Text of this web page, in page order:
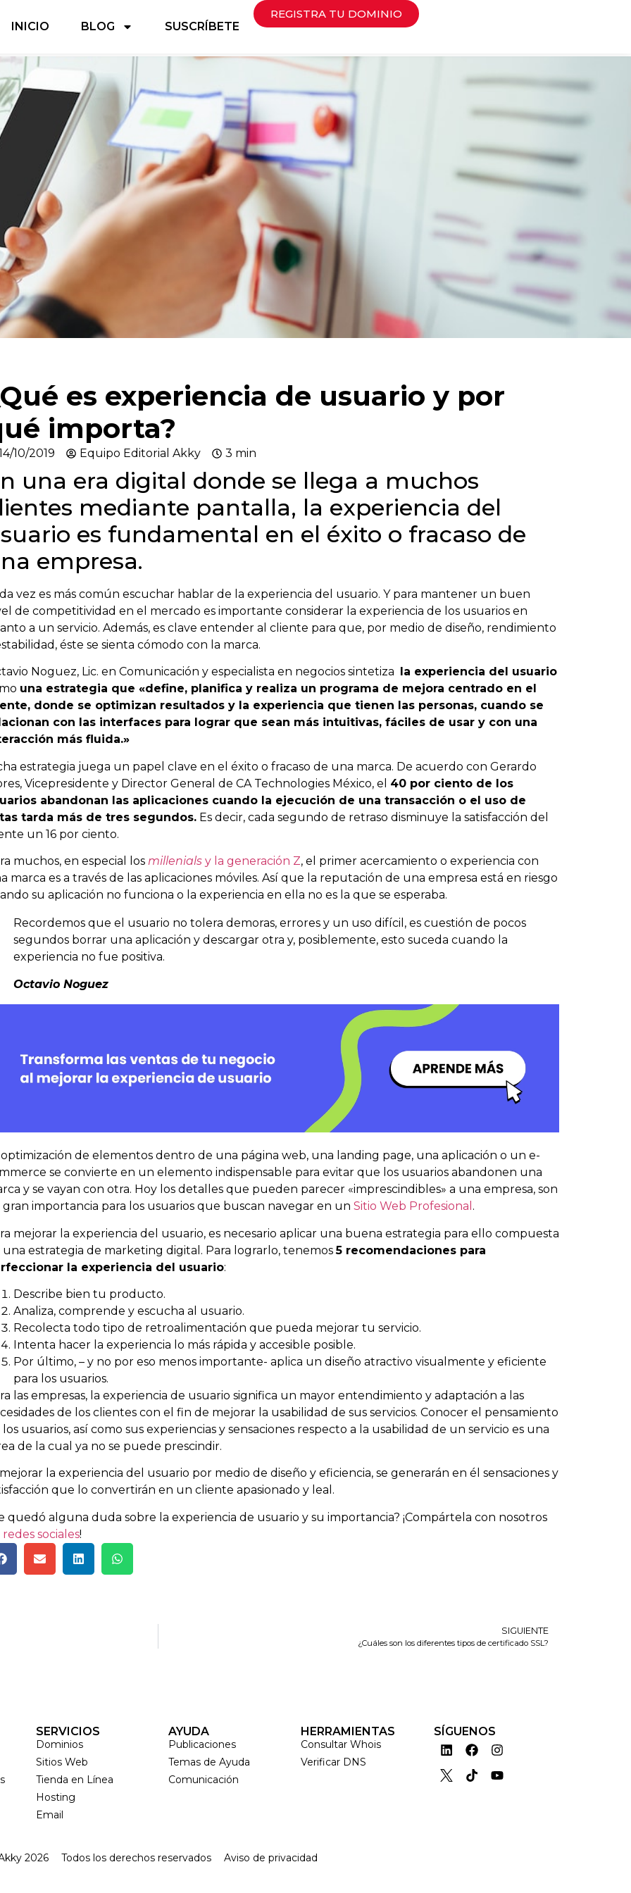
INICIO BLOG SUSCRÍBETE
REGISTRA TU DOMINIO
es experiencia de usuario y por
importa?
10/2019 Equipo Editorial Akky 3 min
una era digital donde se llega a muchos
mediante pantalla, la experiencia del
es fundamental en el éxito o fracaso de
empresa.
vez es más común escuchar hablar de la experiencia del usuario. Y para mantener un buen
de competitividad en el mercado es importante considerar la experiencia de los usuarios en
a un servicio. Además, es clave entender al cliente para que, por medio de diseño, rendimiento
éste se sienta cómodo con la marca.
Noguez, Lic. en Comunicación y especialista en negocios sintetiza
la experiencia del usuario
una estrategia que «define, planifica y realiza un programa de mejora centrado en el
donde se optimizan resultados y la experiencia que tienen las personas, cuando se
con las interfaces para lograr que sean más intuitivas, fáciles de usar y con una
más fluida.»
estrategia juega un papel clave en el éxito o fracaso de una marca. De acuerdo con Gerardo
Vicepresidente y Director General de CA Technologies México, el 40 por ciento de los
abandonan las aplicaciones cuando la ejecución de una transacción o el uso de
tarda más de tres segundos. Es decir, cada segundo de retraso disminuye la satisfacción del
un 16 por ciento.
muchos, en especial los millenials y la generación Z, el primer acercamiento o experiencia con
marca es a través de las aplicaciones móviles. Así que la reputación de una empresa está en riesgo
su aplicación no funciona o la experiencia en ella no es la que se esperaba.
Recordemos que el usuario no tolera demoras, errores y un uso difícil, es cuestión de pocos
segundos borrar una aplicación y descargar otra y, posiblemente, esto suceda cuando la
experiencia no fue positiva.
Octavio Noguez
de elementos dentro de una página web, una landing page, una aplicación o un e-
se convierte en un elemento indispensable para evitar que los usuarios abandonen una
y se vayan con otra. Hoy los detalles que pueden parecer «imprescindibles» a una empresa, son
gran importancia para los usuarios que buscan navegar en un Sitio Web Profesional .
mejorar la experiencia del usuario, es necesario aplicar una buena estrategia para ello compuesta
una estrategia de marketing digital. Para lograrlo, tenemos5 recomendaciones para
la experiencia del usuario:
Describe bien tu producto.
Analiza, comprende y escucha al usuario.
Recolecta todo tipo de retroalimentación que pueda mejorar tu servicio.
Intenta hacer la experiencia lo más rápida y accesible posible.
Por último, – y no por eso menos importante- aplica un diseño atractivo visualmente y eficiente
para los usuarios.
las empresas, la experiencia de usuario significa un mayor entendimiento y adaptación a las
de los clientes con el fin de mejorar la usabilidad de sus servicios. Conocer el pensamiento
usuarios, así como sus experiencias y sensaciones respecto a la usabilidad de un servicio es una
de la cual ya no se puede prescindir.
la experiencia del usuario por medio de diseño y eficiencia, se generarán en él sensaciones y
que lo convertirán en un cliente apasionado y leal.
quedó alguna duda sobre la experiencia de usuario y su importancia? ¡Compártela con nosotros
redes sociales!
SIGUIENTE
¿Cuáles son los diferentes tipos de certificado SSL?
SERVICIOS
Dominios
Sitios Web
Tienda en Línea
Hosting
Email
AYUDA
Publicaciones
Temas de Ayuda
Comunicación
HERRAMIENTAS
Consultar Whois
Verificar DNS
SÍGUENOS
2026 Todos los derechos reservados Aviso de privacidad